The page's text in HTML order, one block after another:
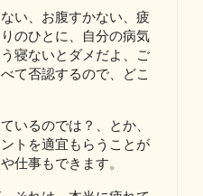
い、お腹すかない、疲
のひとに、自分の病気
寝ないとダメだよ、ご
て否認するので、どこ
いるのでは？、とか、
トを適宜もらうことが
仕事もできます。